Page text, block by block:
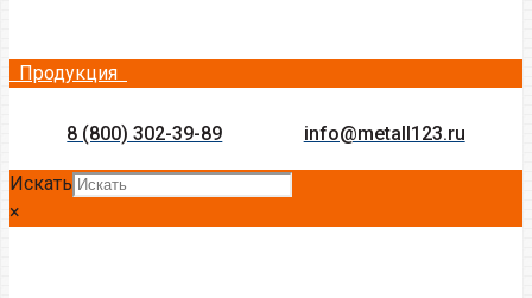
Продукция
8 (800) 302-39-89 info@metall123.ru
Искать
×